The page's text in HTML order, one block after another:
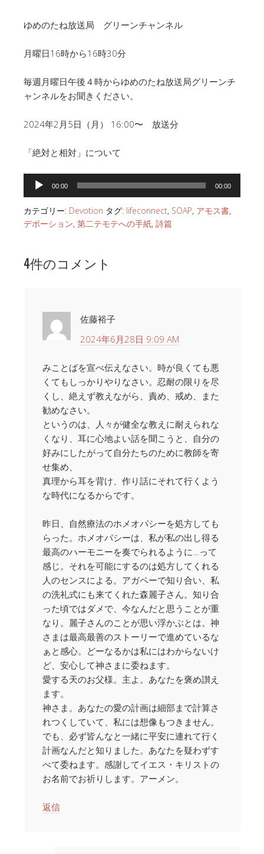
ゆめのたね放送局 グリーンチャンネル
月曜日16時から16時30分
毎週月曜日午後４時からゆめのたね放送局グリーンチ
ャンネルをお聞きください。
2024年2月5日（月） 16:00〜 放送分
「絶対と相対」について
声
プ
レ
ー
00:00 00:00
カテゴリー: Devotion タグ: lifeconnect, SOAP, アモス書,
デボーション, 第二テモテへの手紙, 詩篇
4件のコメント
佐藤裕子
2024年6月28日 9:09 AM
みことばを宣べ伝えなさい。時が良くても悪
くてもしっかりやりなさい。忍耐の限りを尽
くし、絶えず教えながら、責め、戒め、また
勧めなさい。
というのは、人々が健全な教えに耐えられな
くなり、耳に心地よい話を聞こうと、自分の
好みにしたがって自分たちのために教師を寄
せ集め、
真理から耳を背け、作り話にそれて行くよう
な時代になるからです。
昨日、自然療法のホメオパシーを処方しても
らった。ホメオパシーは、私が私の出し得る
最高のハーモニーを奏でられるように…って
感じ。それを可能にするのは処方してくれる
人のセンスによる。アガペーで知り合い、私
の洗礼式にも来てくれた森麗子さん。知り合
った頃ではダメで、今なんだと思うことが重
なり。麗子さんのことが思い浮かぶとは。神
さまは最高最善のストーリーで進めているな
ぁと感心。どーなるかは私にはわからないけ
ど、安心して神さまに委ねます。
愛する天のお父様。主よ。あなたを褒め讃え
ます。
神さま。あなたの愛の計画は細部まで計算さ
れつくしていて、私には想像もつきません。
でも、必ず皆んなと一緒に平安に連れて行く
計画なんだと知りました。あなたを疑わずす
べて委ねます。感謝してイエス・キリストの
お名前でお祈りします。アーメン。
返信